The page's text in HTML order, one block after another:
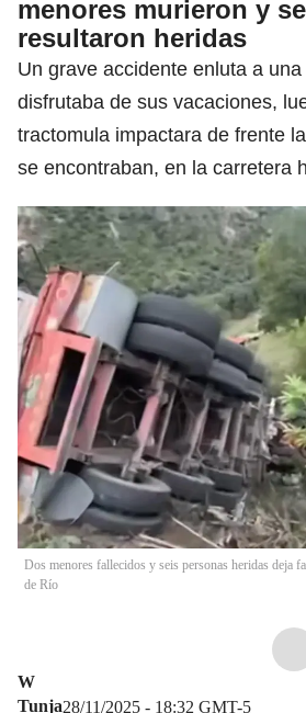
menores murieron y
resultaron heridas
Un grave accidente enluta a
disfrutaba de sus vacaciones,
tractomula impactara de frente
se encontraban, en la carretera
Dos menores fallecidos y seis personas heridas deja
de Río
W
Tunja28/11/2025 - 18:32 GMT-5